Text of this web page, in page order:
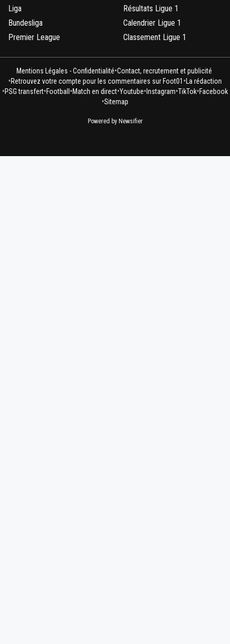
Liga
Bundesliga
Premier League
Résultats Ligue 1
Calendrier Ligue 1
Classement Ligue 1
Mentions Légales - Confidentialité•Contact, recrutement et publicité
•Retrouvez votre compte pour les commentaires sur Foot01 • La rédaction
•PSG transfert•Football •Match en direct•Youtube• Instagram•TikTok•Facebook
•Sitemap
Powered by Newsifier